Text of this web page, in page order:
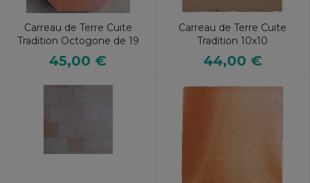
Carreau de Terre Cuite
Tradition Octogone de 19
45,00 €
Carreau de Terre Cuite
Tradition 10x10
44,00 €